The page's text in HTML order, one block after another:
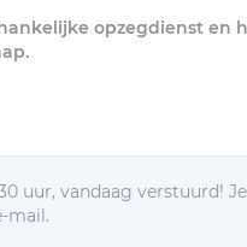
opzegdienst
uur, vandaag verstuurd!
mail.